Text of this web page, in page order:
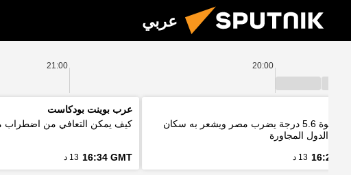
عربي
20:00
21:00
زلزال بقوة 5.6 درجة يضرب مصر ويشعر به سكان
من الدول المجاورة
16:20 13 د
عرب بوينت بودكاست
كيف يمكن التعافي من اضطراب
16:34 GMT 13 د